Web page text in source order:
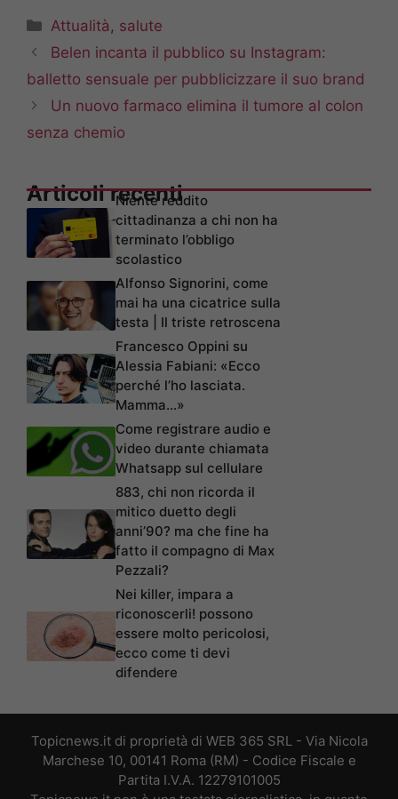
Categorie
Attualità , salute
Belen incanta il pubblico su Instagram:
balletto sensuale per pubblicizzare il suo brand
Un nuovo farmaco elimina il tumore al colon
senza chemio
Articoli recenti
Niente reddito
cittadinanza a chi non ha
terminato l’obbligo
scolastico
Alfonso Signorini, come
mai ha una cicatrice sulla
testa | Il triste retroscena
Francesco Oppini su
Alessia Fabiani: «Ecco
perché l’ho lasciata.
Mamma…»
Come registrare audio e
video durante chiamata
Whatsapp sul cellulare
883, chi non ricorda il
mitico duetto degli
anni’90? ma che fine ha
fatto il compagno di Max
Pezzali?
Nei killer, impara a
riconoscerli! possono
essere molto pericolosi,
ecco come ti devi
difendere
Topicnews.it di proprietà di WEB 365 SRL - Via Nicola
Marchese 10, 00141 Roma (RM) - Codice Fiscale e
Partita I.V.A. 12279101005